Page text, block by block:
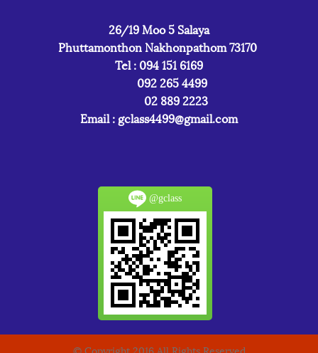
26/19 Moo 5 Salaya
Phuttamonthon Nakhonpathom 73170
Tel : 094 151 6169
092 265 4499
02 889 2223
Email : gclass4499@gmail.com
@gclass